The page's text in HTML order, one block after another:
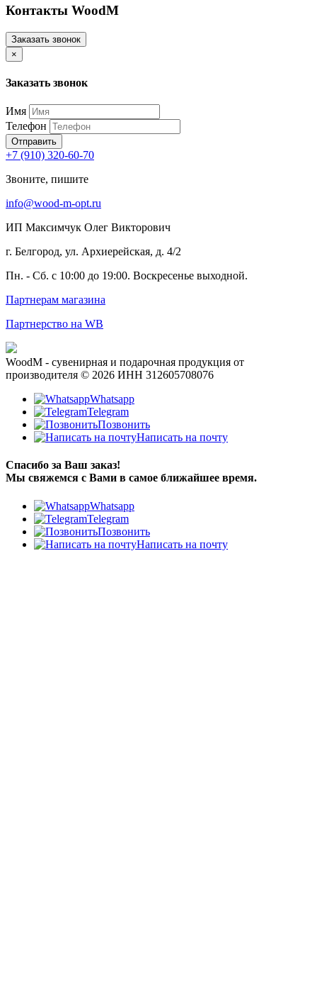
Контакты WoodM
Заказать звонок
×
Заказать звонок
Имя
Телефон
Отправить
+7 (910) 320-60-70
Звоните, пишите
info@wood-m-opt.ru
ИП Максимчук Олег Викторович
г. Белгород, ул. Архиерейская, д. 4/2
Пн. - Сб. с 10:00 до 19:00. Воскресенье выходной.
Партнерам магазина
Партнерство на WB
WoodM - сувенирная и подарочная продукция от
производителя © 2026 ИНН 312605708076
Whatsapp
Telegram
Позвонить
Написать на почту
Спасибо за Ваш заказ!
Мы свяжемся с Вами в самое ближайшее время.
Whatsapp
Telegram
Позвонить
Написать на почту